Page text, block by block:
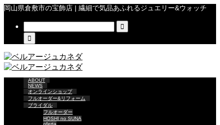
岡山県倉敷市の宝飾店 | 繊細で気品あふれるジュエリー&ウォッチ


ABOUT
NEWS
オンラインショップ
フルオーダー&リフォーム
ブライダル
フルオーダー
HOSHI no SUNA
oferta